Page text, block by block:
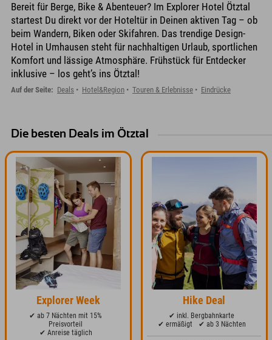
Bereit für Berge, Bike & Abenteuer? Im Explorer Hotel Ötztal
startest Du direkt vor der Hoteltür in Deinen aktiven Tag – ob
beim Wandern, Biken oder Skifahren. Das trendige Design-
Hotel in Umhausen steht für nachhaltigen Urlaub, sportlichen
Komfort und lässige Atmosphäre. Frühstück für Entdecker
inklusive – los geht’s ins Ötztal!
Auf der Seite: Deals Hotel&Region Touren & Erlebnisse Eindrücke
Die besten Deals im Ötztal
Explorer Week
✔ ab 7 Nächten mit 15%
Preisvorteil
✔ Anreise täglich
Hike Deal
✔ inkl. Bergbahnkarte
✔ ermäßigt
✔ ab 3 Nächten